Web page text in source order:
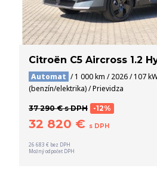
Citroën C5 Aircross 1.2
Automat / 1 000 km / 2026 / 107
(benzín/elektrika) / Prievidza
37 290 € s DPH -12%
32 820 € s DPH
26 683 € bez DPH
Možný odpočet DPH